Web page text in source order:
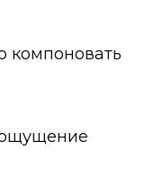
компоновать